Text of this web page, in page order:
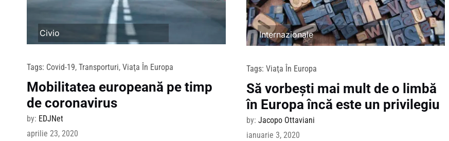
Civio
Tags: Covid-19, Transporturi, Viaţa În Europa
Mobilitatea europeană pe timp
de coronavirus
by: EDJNet
aprilie 23, 2020
Internazionale
Tags: Viaţa În Europa
Să vorbești mai mult de o limbă
în Europa încă este un privilegiu
by: Jacopo Ottaviani
ianuarie 3, 2020